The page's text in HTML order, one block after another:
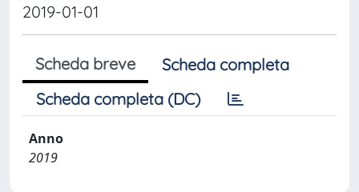
2019-01-01
Scheda breve
Scheda completa
Scheda completa (DC)
Anno
2019